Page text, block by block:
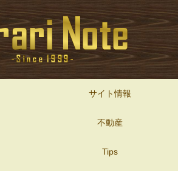
サイト情報
不動産
Tips